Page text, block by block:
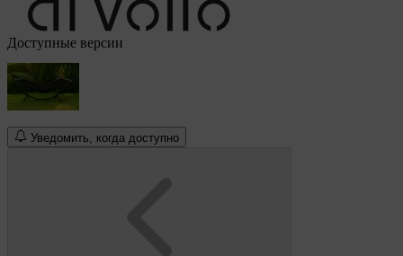
Доступные версии
Уведомить, когда доступно